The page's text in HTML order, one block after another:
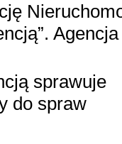
sprawuje
do spraw